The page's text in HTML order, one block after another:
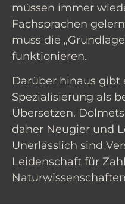
müssen immer
Fachsprachen
muss die
funktionieren.
Darüber hinaus gibt
Spezialisierung als
Übersetzen.
daher Neugier und
Unerlässlich sind
Leidenschaft für